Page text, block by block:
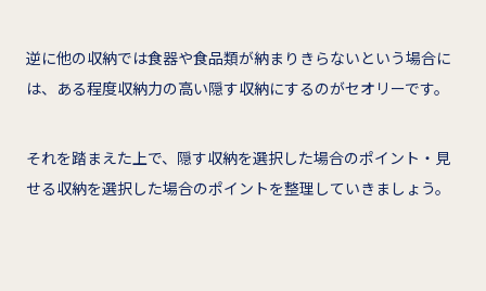
逆に他の収納では食器や食品類が納まりきらないという場合に
は、ある程度収納力の高い隠す収納にするのがセオリーです。
それを踏まえた上で、隠す収納を選択した場合のポイント・見
せる収納を選択した場合のポイントを整理していきましょう。